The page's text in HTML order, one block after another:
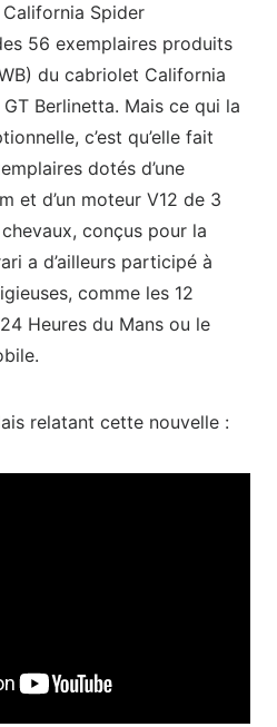
California Spider
56 exemplaires produits
du cabriolet California
Berlinetta. Mais ce qui la
c’est qu’elle fait
dotés d’une
et d’un moteur V12 de 3
conçus pour la
a d’ailleurs participé à
comme les 12
Heures du Mans ou le
relatant cette nouvelle :